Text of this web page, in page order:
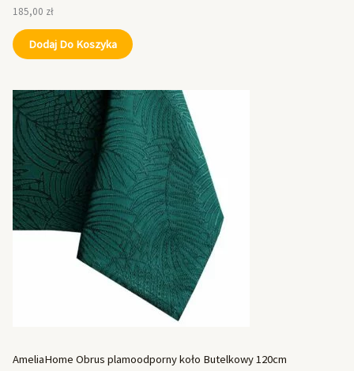
185,00 zł
Dodaj Do Koszyka
AmeliaHome Obrus plamoodporny koło Butelkowy 120cm